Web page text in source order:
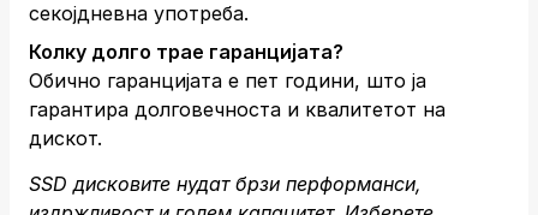
секојдневна употреба.
Колку долго трае гаранцијата?
Обично гаранцијата е пет години, што ја
гарантира долговечноста и квалитетот на
дискот.
SSD дисковите нудат брзи перформанси,